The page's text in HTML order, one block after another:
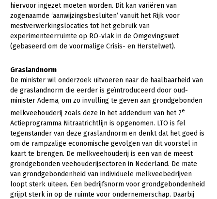
hiervoor ingezet moeten worden. Dit kan variëren van
zogenaamde ‘aanwijzingsbesluiten’ vanuit het Rijk voor
mestverwerkingslocaties tot het gebruik van
experimenteerruimte op RO-vlak in de Omgevingswet
(gebaseerd om de voormalige Crisis- en Herstelwet).
Graslandnorm
De minister wil onderzoek uitvoeren naar de haalbaarheid van
de graslandnorm die eerder is geïntroduceerd door oud-
minister Adema, om zo invulling te geven aan grondgebonden
melkveehouderij zoals deze in het addendum van het 7e
Actieprogramma Nitraatrichtlijn is opgenomen. LTO is fel
tegenstander van deze graslandnorm en denkt dat het goed is
om de rampzalige economische gevolgen van dit voorstel in
kaart te brengen. De melkveehouderij is een van de meest
grondgebonden veehouderijsectoren in Nederland. De mate
van grondgebondenheid van individuele melkveebedrijven
loopt sterk uiteen. Een bedrijfsnorm voor grondgebondenheid
grijpt sterk in op de ruimte voor ondernemerschap. Daarbij